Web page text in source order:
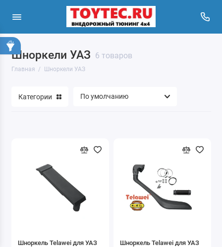
Шноркели УАЗ 6 товаров
Главная Шноркели УАЗ
Категории
Шноркель Telawei для УАЗ
Шноркель Telawei для УАЗ